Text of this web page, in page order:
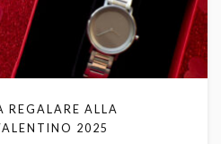
REGALARE ALLA
2025